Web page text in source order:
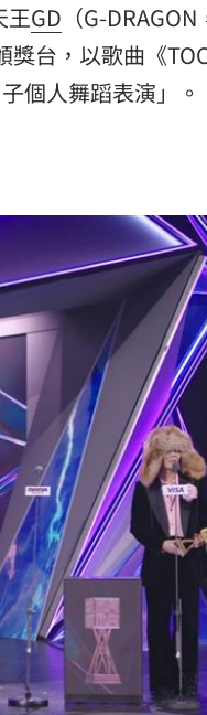
王GD （G-DRAGON
台，以歌曲《
個人舞蹈表演」。